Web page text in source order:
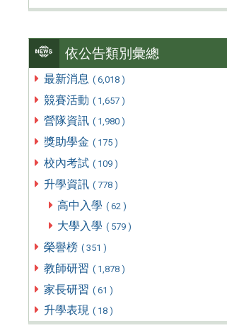
依公告類別彙總
最新消息 ( 6,018 )
競賽活動 ( 1,657 )
營隊資訊 ( 1,980 )
獎助學金 ( 175 )
校內考試 ( 109 )
升學資訊 ( 778 )
高中入學 ( 62 )
大學入學 ( 579 )
榮譽榜 ( 351 )
教師研習 ( 1,878 )
家長研習 ( 61 )
升學表現 ( 18 )